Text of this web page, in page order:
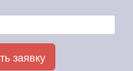
заявку